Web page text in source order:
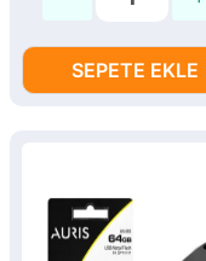
SEPETE EKLE